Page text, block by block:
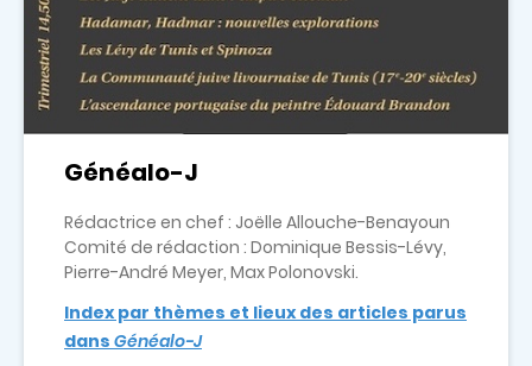
Généalo-J
Rédactrice en chef : Joëlle Allouche-Benayoun
Comité de rédaction : Dominique Bessis-Lévy,
Pierre-André Meyer, Max Polonovski.
Index par thèmes et lieux des articles parus
dans Généalo-J